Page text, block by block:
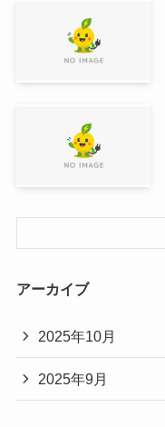
アーカイブ
2025年10月
2025年9月